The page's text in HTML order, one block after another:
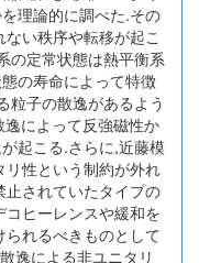
理論的に調べた.その
い秩序や転移が起こ
の定常状態は熱平衡系
の寿命によって特徴
粒子の散逸があるよう
によって反強磁性か
起こる.さらに,近藤模
性という制約が外れ
されていたタイプの
ヒーレンスや緩和を
れるべきものとして
逸による非ユニタリ